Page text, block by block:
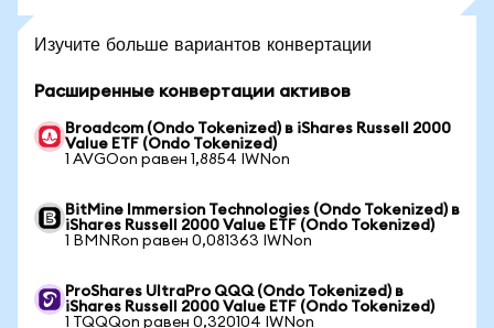
Изучите больше вариантов конвертации
Расширенные конвертации активов
Broadcom (Ondo Tokenized) в iShares Russell 2000
Value ETF (Ondo Tokenized)
1 AVGOon равен 1,8854 IWNon
BitMine Immersion Technologies (Ondo Tokenized) в
iShares Russell 2000 Value ETF (Ondo Tokenized)
1 BMNRon равен 0,081363 IWNon
ProShares UltraPro QQQ (Ondo Tokenized) в
iShares Russell 2000 Value ETF (Ondo Tokenized)
1 TQQQon равен 0,320104 IWNon